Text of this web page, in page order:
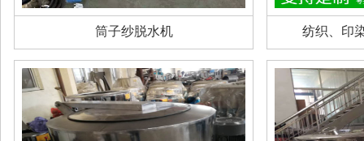
筒子纱脱水机 纺织、印